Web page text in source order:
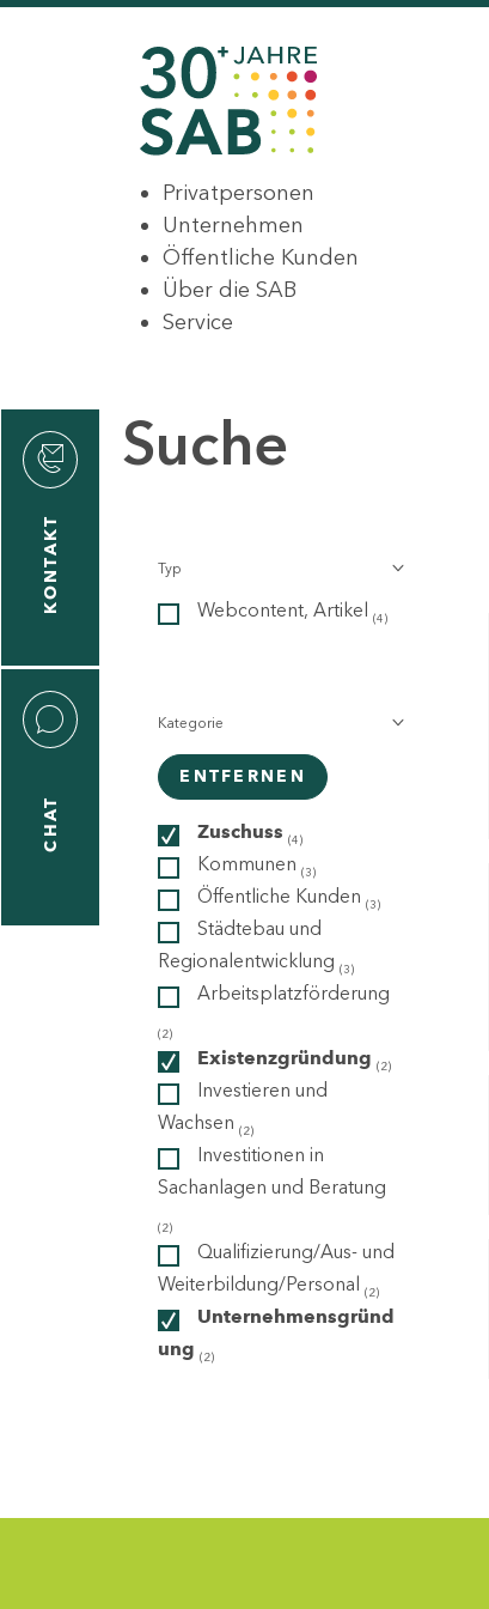
Privatpersonen
Unternehmen
Öffentliche Kunden
Über die SAB
Service
KONTAKT
CHAT
Suche
Typ
Webcontent, Artikel (4)
Kategorie
ENTFERNEN
Zuschuss (4)
Kommunen (3)
Öffentliche Kunden (3)
Städtebau und
Regionalentwicklung (3)
Arbeitsplatzförderung
(2)
Existenzgründung (2)
Investieren und
Wachsen (2)
Investitionen in
Sachanlagen und Beratung
(2)
Qualifizierung/Aus- und
Weiterbildung/Personal (2)
Unternehmensgründ
ung (2)